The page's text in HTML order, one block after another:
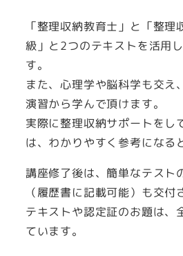
「整理収納教育士」と「整
級」と2つのテキストを活用
す。
また、心理学や脳科学も交え
演習から学んで頂けます。
実際に整理収納サポートをし
は、わかりやすく参考になる
講座修了後は、簡単なテスト
（履歴書に記載可能）も交付
テキストや認定証のお題は、
ています。